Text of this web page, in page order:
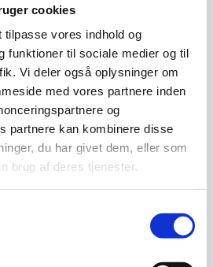
cookies
vores indhold og
funktioner til sociale medier og til
Vi deler også oplysninger om
med vores partnere inden
og
partnere kan kombinere disse
du har givet dem, eller som
brug af deres tjenester.
varer